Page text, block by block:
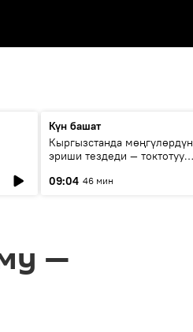
Күн башат
Кыргызстанда мөңгүлөрдүн
эриши тездеди — токтотуу
09:04 46 мин
—